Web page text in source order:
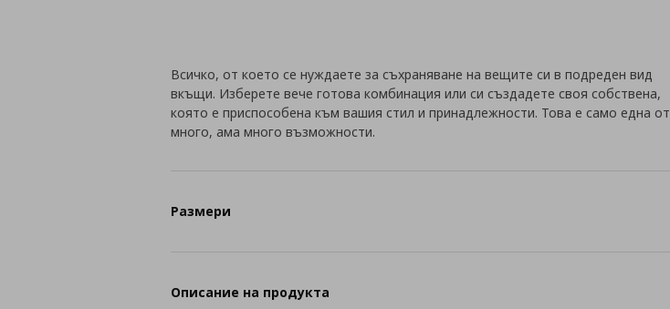
Всичко, от което се нуждаете за съхраняване на вещите си в подреден вид
вкъщи. Изберете вече готова комбинация или си създадете своя собствена,
която е приспособена към вашия стил и принадлежности. Това е само една от
много, ама много възможности.
Размери
Описание на продукта